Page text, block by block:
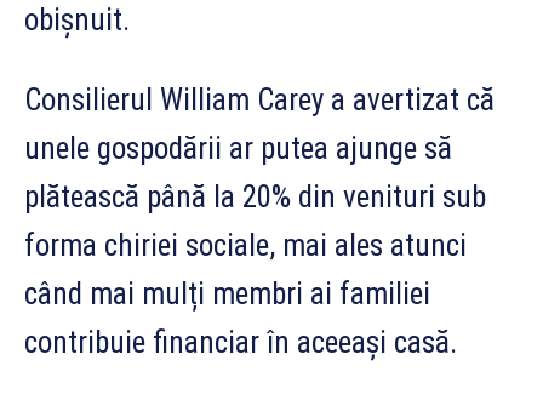
obișnuit.
Consilierul William Carey a avertizat că
unele gospodării ar putea ajunge să
plătească până la 20% din venituri sub
forma chiriei sociale, mai ales atunci
când mai mulți membri ai familiei
contribuie financiar în aceeași casă.